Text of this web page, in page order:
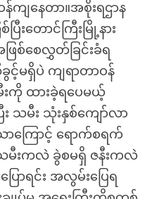
ကျနေတာ။အစိုးရဌာန
ြီးတောင်ကြီးမြို့နား
စ်စေလွှတ်ခြင်းခံရ
င့်မရှိပဲ ကျရာတာဝန်
ကို ထားခဲ့ရပေမယ့်
သမီး သုံးနှစ်ကျော်လာ
ကြောင့် ရောက်စရက်
မီးကလဲ ခွဲစမရှိ ဇနီးကလဲ
ောရင်း အလွမ်းပြေရ